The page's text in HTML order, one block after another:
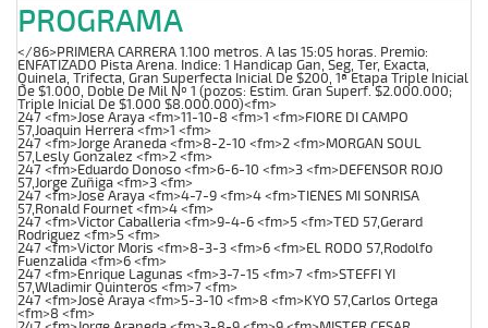
PROGRAMA
</86>PRIMERA CARRERA 1.100 metros. A las 15:05 horas. Premio:
ENFATIZADO Pista Arena. Indice: 1 Handicap Gan, Seg, Ter, Exacta,
Quinela, Trifecta, Gran Superfecta Inicial De $200, 1ª Etapa Triple Inicial
De $1.000, Doble De Mil Nº 1 (pozos: Estim. Gran Superf. $2.000.000;
Triple Inicial De $1.000 $8.000.000)<fm>
247 <fm>Jose Araya <fm>11-10-8 <fm>1 <fm>FIORE DI CAMPO
57,Joaquin Herrera <fm>1 <fm>
247 <fm>Jorge Araneda <fm>8-2-10 <fm>2 <fm>MORGAN SOUL
57,Lesly Gonzalez <fm>2 <fm>
247 <fm>Eduardo Donoso <fm>6-6-10 <fm>3 <fm>DEFENSOR ROJO
57,Jorge Zuñiga <fm>3 <fm>
247 <fm>Jose Araya <fm>4-7-9 <fm>4 <fm>TIENES MI SONRISA
57,Ronald Fournet <fm>4 <fm>
247 <fm>Victor Caballeria <fm>9-4-6 <fm>5 <fm>TED 57,Gerard
Rodriguez <fm>5 <fm>
247 <fm>Victor Moris <fm>8-3-3 <fm>6 <fm>EL RODO 57,Rodolfo
Fuenzalida <fm>6 <fm>
247 <fm>Enrique Lagunas <fm>3-7-15 <fm>7 <fm>STEFFI YI
57,Wladimir Quinteros <fm>7 <fm>
247 <fm>Jose Araya <fm>5-3-10 <fm>8 <fm>KYO 57,Carlos Ortega
<fm>8 <fm>